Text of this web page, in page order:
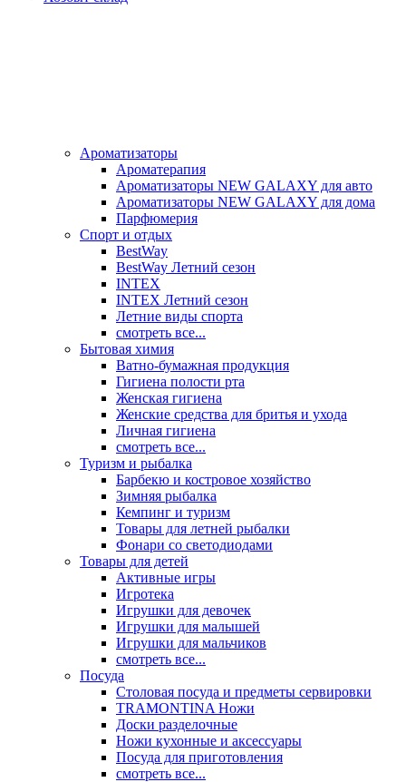
Ароматизаторы
Ароматерапия
Ароматизаторы NEW GALAXY для авто
Ароматизаторы NEW GALAXY для дома
Парфюмерия
Спорт и отдых
BestWay
BestWay Летний сезон
INTEX
INTEX Летний сезон
Летние виды спорта
смотреть все...
Бытовая химия
Ватно-бумажная продукция
Гигиена полости рта
Женская гигиена
Женские средства для бритья и ухода
Личная гигиена
смотреть все...
Туризм и рыбалка
Барбекю и костровое хозяйство
Зимняя рыбалка
Кемпинг и туризм
Товары для летней рыбалки
Фонари со светодиодами
Товары для детей
Активные игры
Игротека
Игрушки для девочек
Игрушки для малышей
Игрушки для мальчиков
смотреть все...
Посуда
Столовая посуда и предметы сервировки
TRAMONTINA Ножи
Доски разделочные
Ножи кухонные и аксессуары
Посуда для приготовления
смотреть все...